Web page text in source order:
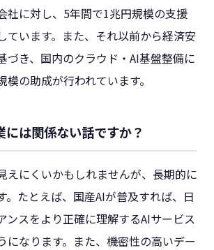
社に対し、5年間で1兆円規模の支援
ています。また、それ以前から経済安
づき、国内のクラウド・AI基盤整備に
の助成が行われています。
には関係ない話ですか？
えにくいかもしれませんが、長期的に
。たとえば、国産AIが普及すれば、日
ンスをより正確に理解するAIサービス
になります。また、機密性の高いデー